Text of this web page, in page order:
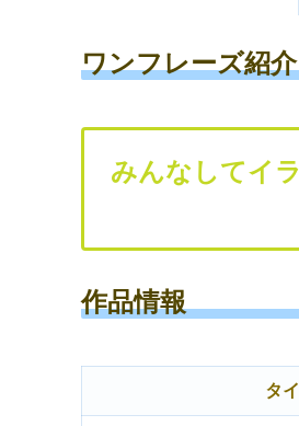
ワンフレーズ紹介
みんなしてイ
作品情報
タ